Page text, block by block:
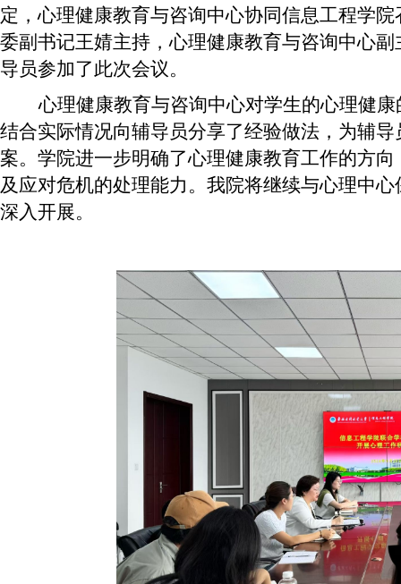
定，心理健康教育与咨询中心协同信息工程学
委副书记王婧主持，心理健康教育与咨询中心
导员参加了此次会议。
心理健康教育与咨询中心对学生的心理健
结合实际情况向辅导员分享了经验做法，为辅
案。学院进一步明确了心理健康教育工作的方
及应对危机的处理能力。我院将继续与心理中
深入开展。